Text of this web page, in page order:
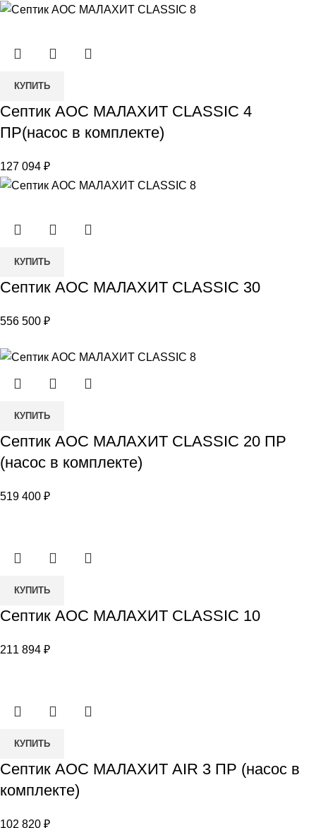
40
комплекте)
Количество
Септик
АОС
CLASSIC
4
комплекте)
КУПИТЬ
Септик АОС МАЛАХИТ CLASSIC 4
ПР(насос в комплекте)
127 094 ₽
Количество
Септик
МАЛАХИТ
30
КУПИТЬ
Септик АОС МАЛАХИТ CLASSIC 30
556 500 ₽
Количество
Септик
АОС
CLASSIC
(насос
комплекте)
КУПИТЬ
Септик АОС МАЛАХИТ CLASSIC 20 ПР
(насос в комплекте)
519 400 ₽
Количество
Септик
МАЛАХИТ
КУПИТЬ
Септик АОС МАЛАХИТ CLASSIC 10
211 894 ₽
Количество
Септик
АОС
AIR
КУПИТЬ
Септик АОС МАЛАХИТ AIR 3 ПР (насос в
комплекте)
102 820 ₽